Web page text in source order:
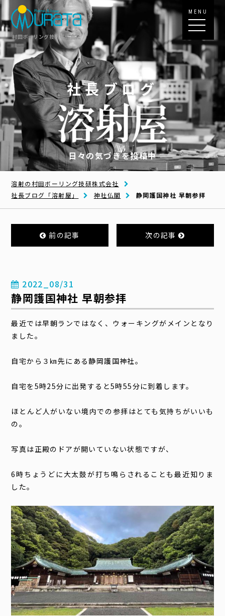
村田ボーリング技研株式会社
MENU
社長ブログ
日々の気づきを投稿中
溶射の村田ボーリング技研株式会社
社長ブログ「溶射屋」
神社仏閣 静岡護国神社 早朝参拝
前の記事 次の記事
2022_08/31
静岡護国神社 早朝参拝
最近では早朝ランではなく、ウォーキングがメインとなり
ました。
自宅から３㎞先にある静岡護国神社。
自宅を5時25分に出発すると5時55分に到着します。
ほとんど人がいない境内での参拝はとても気持ちがいいも
の。
写真は正殿のドアが開いていない状態ですが、
6時ちょうどに大太鼓が打ち鳴らされることも最近知りま
した。